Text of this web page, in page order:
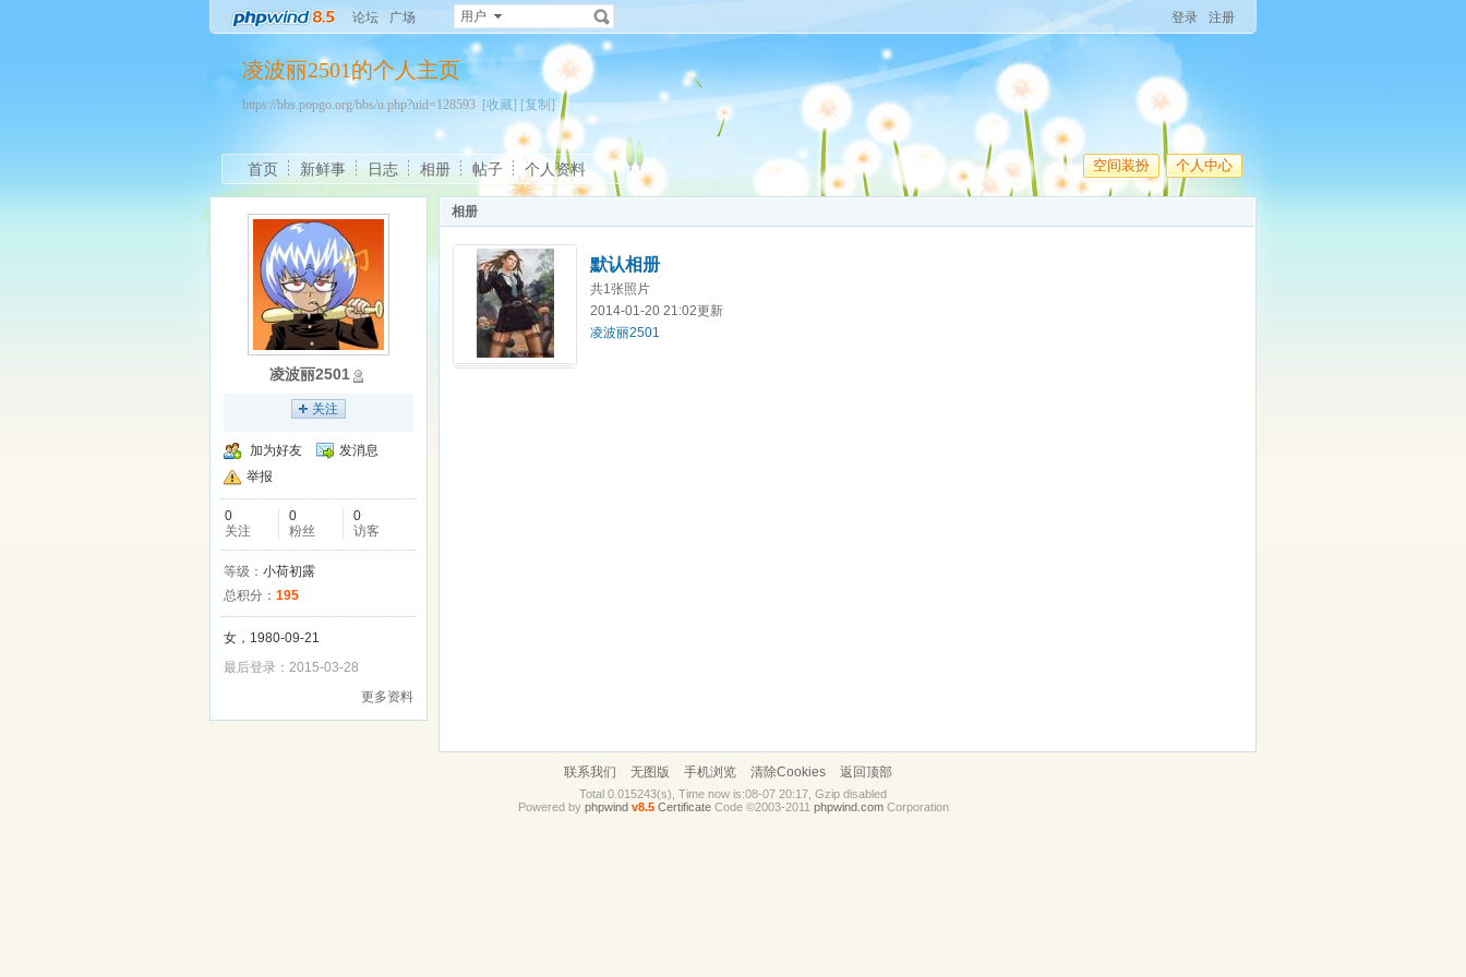
论坛 广场 用户 登录 注册
凌波丽2501的个人主页
https://bbs.popgo.org/bbs/u.php?uid=128593 [收藏] [复制]
空间装扮 个人中心
首页 新鲜事 日志 相册 帖子 个人资料
凌波丽2501
关注
加为好友
发消息
举报
0
关注
0
粉丝
0
访客
等级： 小荷初露
总积分： 195
女，1980-09-21
最后登录：2015-03-28
更多资料
相册
默认相册
共1张照片
2014-01-20 21:02更新
凌波丽2501
联系我们 无图版 手机浏览 清除Cookies 返回顶部
Total 0.015243(s), Time now is:08-07 20:17, Gzip disabled
Powered by phpwind v8.5 CertificateCode ©2003-2011 phpwind.comCorporation